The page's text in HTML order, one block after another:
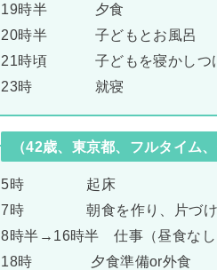
19時半 夕食
20時半 子どもとお風呂
21時頃 子どもを寝かしつけ
23時 就寝
（42歳、東京都、フルタイム
5時 起床
7時 朝食を作り、片づけ
8時半→16時半 仕事（昼食なし
18時 夕食準備or外食